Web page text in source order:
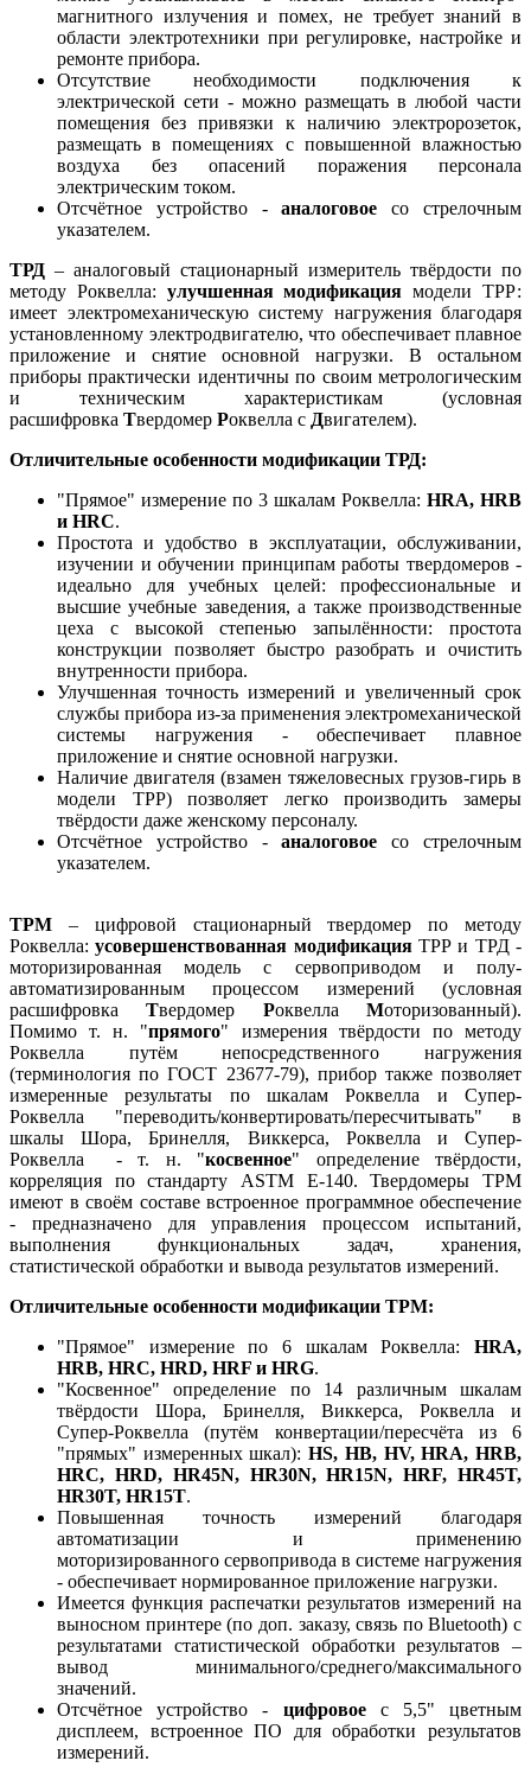
магнитного излучения и помех, не требует знаний в
области электротехники при регулировке, настройке и
ремонте прибора.
Отсутствие необходимости подключения к
электрической сети - можно размещать в любой части
помещения без привязки к наличию электророзеток,
размещать в помещениях с повышенной влажностью
воздуха без опасений поражения персонала
электрическим током.
Отсчётное устройство -
аналоговое
со стрелочным
указателем.
ТРД – аналоговый стационарный измеритель твёрдости по
методу Роквелла: улучшенная модификация модели ТРР:
имеет электромеханическую систему нагружения благодаря
установленному электродвигателю, что обеспечивает плавное
приложение и снятие основной нагрузки. В остальном
приборы практически идентичны по своим метрологическим
и техническим характеристикам (условная
расшифровка Твердомер Роквелла с Двигателем).
Отличительные особенности модификации ТРД:
"Прямое" измерение по 3 шкалам Роквелла: HRA, HRB
и HRC.
Простота и удобство в эксплуатации, обслуживании,
изучении и обучении принципам работы твердомеров -
идеально для учебных целей: профессиональные и
высшие учебные заведения, а также производственные
цеха с высокой степенью запылённости: простота
конструкции позволяет быстро разобрать и очистить
внутренности прибора.
Улучшенная точность измерений и увеличенный срок
службы прибора из-за применения электромеханической
системы нагружения - обеспечивает плавное
приложение и снятие основной нагрузки.
Наличие двигателя (взамен тяжеловесных грузов-гирь в
модели ТРР) позволяет легко производить замеры
твёрдости даже женскому персоналу.
Отсчётное устройство -аналоговое со стрелочным
указателем.
ТРМ – цифровой стационарный твердомер по методу
Роквелла:усовершенствованная модификация ТРР и ТРД -
моторизированная модель с сервоприводом и полу-
автоматизированным процессом измерений (условная
расшифровкаТвердомер Роквелла Моторизованный).
Помимо т. н. "прямого" измерения твёрдости по методу
Роквелла путём непосредственного нагружения
(терминология по ГОСТ 23677-79), прибор также позволяет
измеренные результаты по шкалам Роквелла и Супер-
Роквелла "переводить/конвертировать/пересчитывать" в
шкалы Шора, Бринелля, Виккерса, Роквелла и Супер-
Роквелла - т. н. "косвенное" определение твёрдости,
корреляция по стандарту ASTM E-140. Твердомеры ТРМ
имеют в своём составе встроенное программное обеспечение
- предназначено для управления процессом испытаний,
выполнения функциональных задач, хранения,
статистической обработки и вывода результатов измерений.
Отличительные особенности модификации ТРМ:
"Прямое" измерение по 6 шкалам Роквелла: HRA,
HRB, HRC, HRD, HRF и HRG.
"Косвенное" определение по 14 различным шкалам
твёрдости Шора, Бринелля, Виккерса, Роквелла и
Супер-Роквелла (путём конвертации/пересчёта из 6
"прямых" измеренных шкал): HS, HB, HV, HRA, HRB,
HRC, HRD, HR45N, HR30N, HR15N, HRF, HR45T,
HR30T, HR15T.
Повышенная точность измерений благодаря
автоматизации и применению
моторизированного сервопривода в системе нагружения
- обеспечивает нормированное приложение нагрузки.
Имеется функция распечатки результатов измерений на
выносном принтере (по доп. заказу, связь по Bluetooth) с
результатами статистической обработки результатов –
вывод минимального/среднего/максимального
значений.
Отсчётное устройство -
цифровоес 5,5" цветным
дисплеем, встроенное ПО для обработки результатов
измерений.